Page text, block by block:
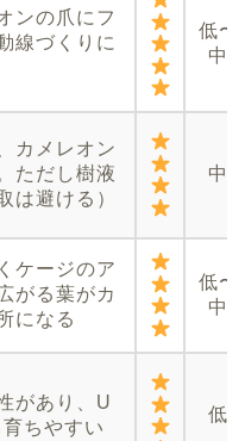
ンの爪にフ
線づくりに
低〜
中
カメレオン
ただし樹液
は避ける）
中
ケージのア
がる葉がカ
になる
低〜
中
があり、U
ちやすい
低